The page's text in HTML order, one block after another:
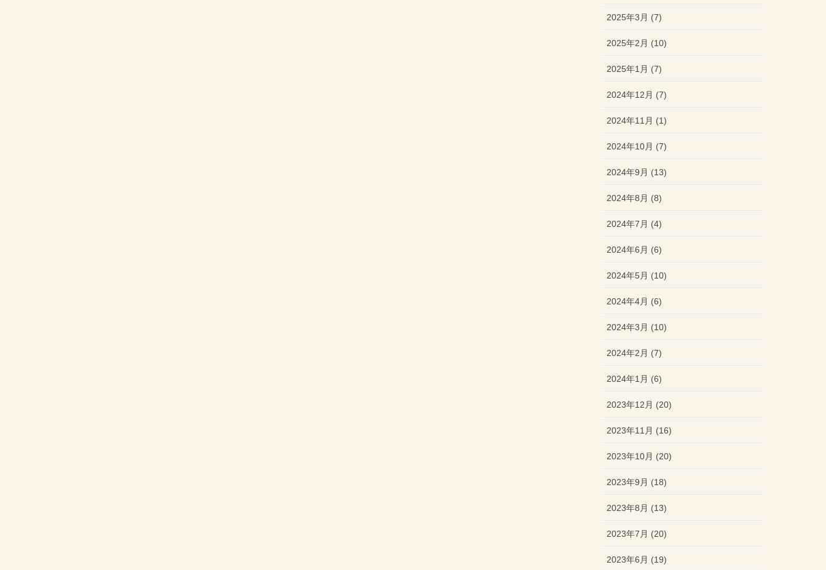
2025年3月 (7)
2025年2月 (10)
2025年1月 (7)
2024年12月 (7)
2024年11月 (1)
2024年10月 (7)
2024年9月 (13)
2024年8月 (8)
2024年7月 (4)
2024年6月 (6)
2024年5月 (10)
2024年4月 (6)
2024年3月 (10)
2024年2月 (7)
2024年1月 (6)
2023年12月 (20)
2023年11月 (16)
2023年10月 (20)
2023年9月 (18)
2023年8月 (13)
2023年7月 (20)
2023年6月 (19)